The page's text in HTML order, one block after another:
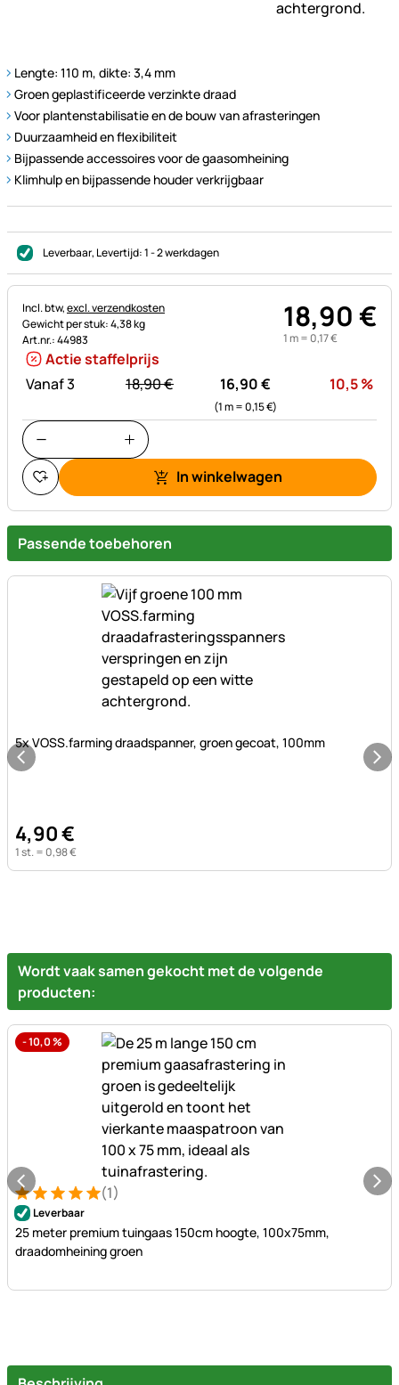
Lengte: 110 m, dikte: 3,4 mm
Groen geplastificeerde verzinkte draad
Voor plantenstabilisatie en de bouw van afrasteringen
Duurzaamheid en flexibiliteit
Bijpassende accessoires voor de gaasomheining
Klimhulp en bijpassende houder verkrijgbaar
Leverbaar, Levertijd:1 - 2 werkdagen
Belastinginformatie:
Incl. btw,excl. verzendkosten
Gewicht per stuk: 4,38 kg
Art.nr.: 44983
18,90€
1 m = 0,17€
Actie staffelprijs
Vanaf 3
statt:
18,90€ 16,90€
(1 m =0,15€)
10,5%
In winkelwagen
Passende toebehoren
5x VOSS.farming draadspanner, groen gecoat, 100mm
4,90€
1 st. = 0,98€
Wordt vaak samen gekocht met de volgende
producten:
-10,0%
Beoordeling: 5 van 5 (1 beoordelingen)
1 Bewertung (1)
Leverbaar
25 meter premium tuingaas 150cm hoogte, 100x75mm,
draadomheining groen